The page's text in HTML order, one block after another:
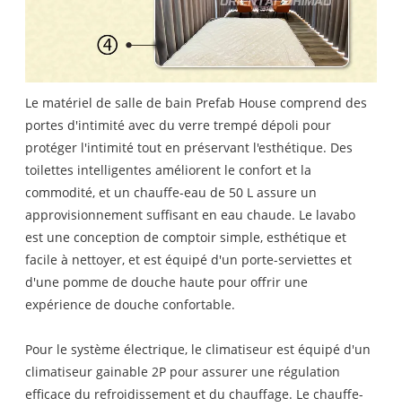
Le matériel de salle de bain Prefab House comprend des
portes d'intimité avec du verre trempé dépoli pour
protéger l'intimité tout en préservant l'esthétique. Des
toilettes intelligentes améliorent le confort et la
commodité, et un chauffe-eau de 50 L assure un
approvisionnement suffisant en eau chaude. Le lavabo
est une conception de comptoir simple, esthétique et
facile à nettoyer, et est équipé d'un porte-serviettes et
d'une pomme de douche haute pour offrir une
expérience de douche confortable.
Pour le système électrique, le climatiseur est équipé d'un
climatiseur gainable 2P pour assurer une régulation
efficace du refroidissement et du chauffage. Le chauffe-